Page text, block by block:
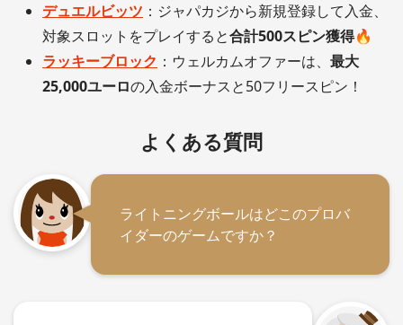
デュエルビッツ ：ジャパカジから新規登録して入金、
対象スロットをプレイすると合計500スピン獲得🔥
ラッキーブロック ：ウェルカムオファーは、 最大
25,000ユーロの入金ボーナスと50フリースピン！
よくある質問
ライトニングボールはどこのプロバ
イダーのゲームですか？